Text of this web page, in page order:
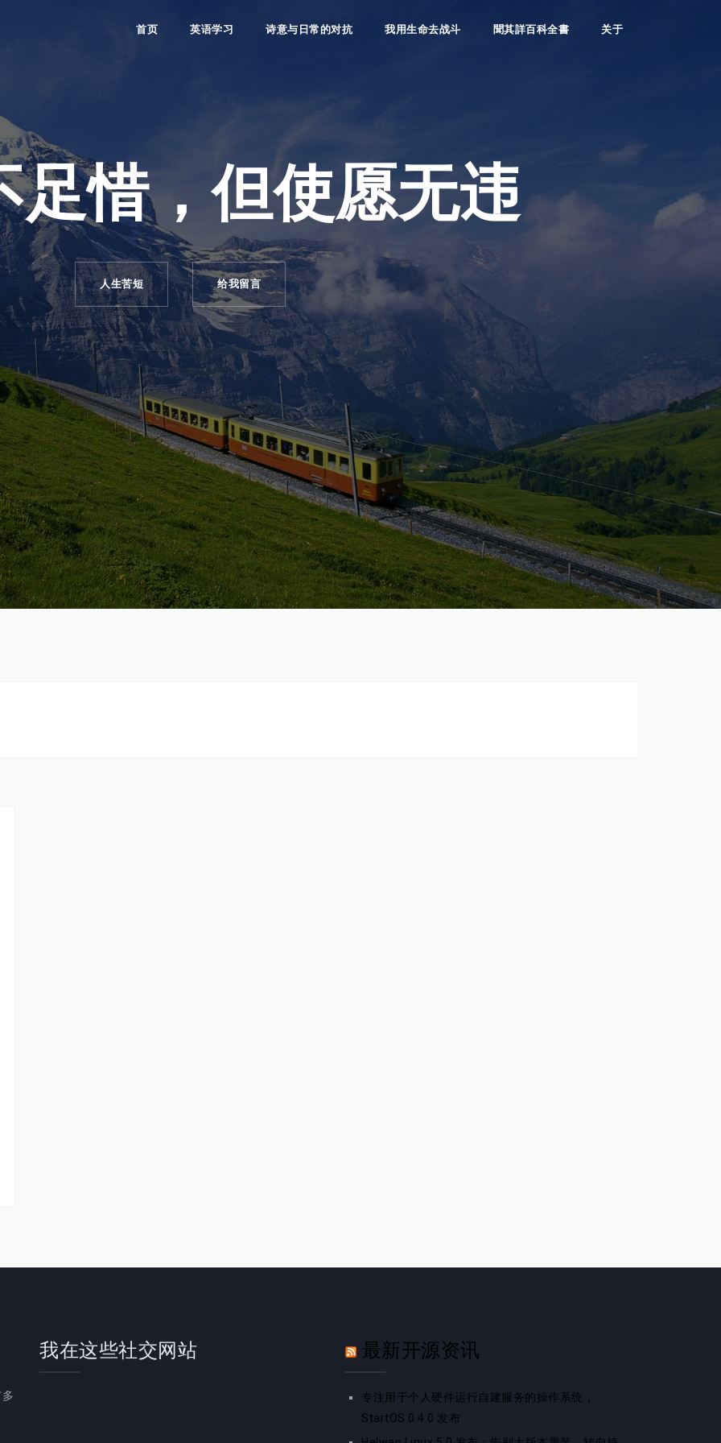
首页 英语学习 诗意与日常的对抗 我用生命去战斗 聞其詳百科全書 关于
足惜，但使愿无违
人生苦短 给我留言
我在这些社交网站 最新开源资讯
专注用于个人硬件运行自建服务的操作系统，
StartOS 0.4.0 发布